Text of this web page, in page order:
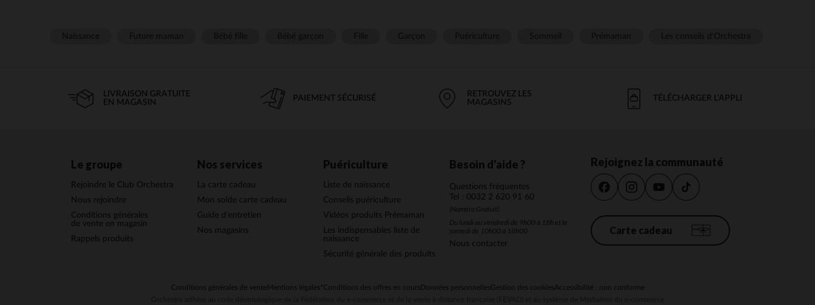
LIVRAISON GRATUITE
EN MAGASIN
PAIEMENT SÉCURISÉ
RETROUVEZ LES
MAGASINS
TÉLÉCHARGER L'APPLI
Le groupe
Rejoindre le Club Orchestra
Nous rejoindre
Conditions générales
de vente en magasin
Rappels produits
Nos services
La carte cadeau
Mon solde carte cadeau
Guide d'entretien
Nos magasins
Puériculture
Liste de naissance
Conseils puériculture
Vidéos produits Prémaman
Les indispensables liste de
naissance
Sécurité générale des produits
Besoin d'aide ?
Questions fréquentes
Tel : 0032 2 620 91 60
(Numéro Gratuit)
Du lundi au vendredi de 9h00 à 18h et le
samedi de 10h00 à 18h00
Nous contacter
Rejoignez la communauté
Carte cadeau
Conditions générales de venteMentions légales *Conditions des offres en cours Données personnellesGestion des cookiesAccessibilité : non conforme